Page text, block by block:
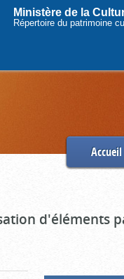
Ministère de la
Répertoire du patrimoine
Accueil
d'éléments